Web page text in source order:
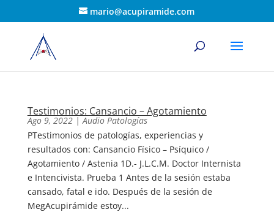
mario@acupiramide.com
Testimonios: Cansancio – Agotamiento
Ago 9, 2022|Audio Patologías
PTestimonios de patologías, experiencias y
resultados con: Cansancio Físico – Psíquico /
Agotamiento / Astenia 1D.- J.L.C.M. Doctor Internista
e Intencivista. Prueba 1 Antes de la sesión estaba
cansado, fatal e ido. Después de la sesión de
MegAcupirámide estoy...